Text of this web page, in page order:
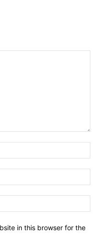
in this browser for the